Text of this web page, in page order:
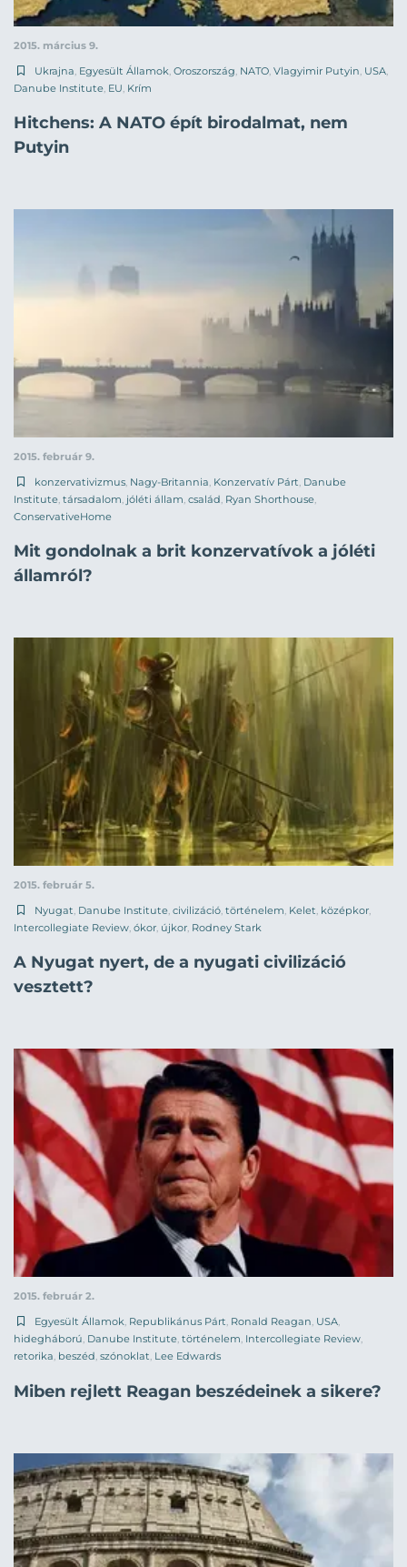
2015. március 9.
Ukrajna, Egyesült Államok, Oroszország, NATO, Vlagyimir Putyin, USA,
Danube Institute, EU, Krím
Hitchens: A NATO épít birodalmat, nem
Putyin
2015. február 9.
konzervativizmus, Nagy-Britannia, Konzervatív Párt, Danube
Institute, társadalom, jóléti állam, család, Ryan Shorthouse,
ConservativeHome
Mit gondolnak a brit konzervatívok a jóléti
államról?
2015. február 5.
Nyugat, Danube Institute, civilizáció, történelem, Kelet, középkor,
Intercollegiate Review, ókor, újkor, Rodney Stark
A Nyugat nyert, de a nyugati civilizáció
vesztett?
2015. február 2.
Egyesült Államok, Republikánus Párt, Ronald Reagan, USA,
hidegháború, Danube Institute, történelem, Intercollegiate Review,
retorika, beszéd, szónoklat, Lee Edwards
Miben rejlett Reagan beszédeinek a sikere?